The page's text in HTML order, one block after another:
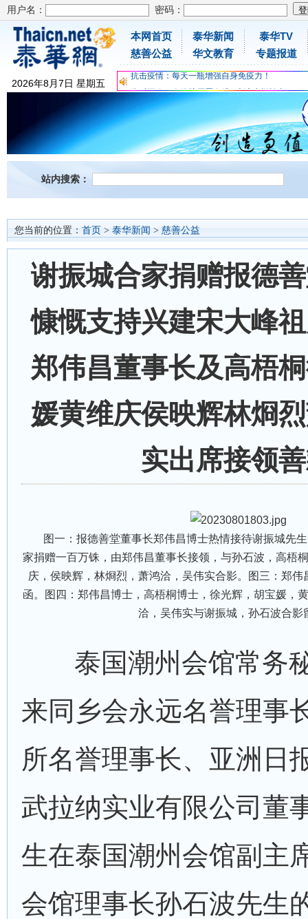
用户名： 密码：
2026年8月7日 星期五
本网首页
慈善公益
泰华新闻
华文教育
泰华TV
专题报道
为时不晚，人体胶原蛋白维C应该这样补充
关爱儿童健康，免费领取日本原装尤妮佳超立体
抗击疫情：每天一瓶增强自身免疫力！
为时不晚，人体胶原蛋白维C应该这样补充
关爱儿童健康，免费领取日本原装尤妮佳超立体
抗击疫情：每天一瓶增强自身免疫力！
站内搜索：
您当前的位置： 首页 > 泰华新闻 > 慈善公益
谢振城合家捐赠报德
慷慨支持兴建宋大峰
郑伟昌董事长及高梧
媛黄维庆侯映辉林烱
实出席接领
图一：报德善堂董事长郑伟昌博士热情接待谢振城先生
家捐赠一百万铢，由郑伟昌董事长接领，与孙石波，高梧
庆，侯映辉，林烱烈，萧鸿洽，吴伟实合影。图三：郑
函。图四：郑伟昌博士，高梧桐博士，徐光辉，胡宝媛，
洽，吴伟实与谢振城，孙石波合影
泰国潮州会馆常务
来同乡会永远名誉理事
所名誉理事长、亚洲日
武拉纳实业有限公司董
生在泰国潮州会馆副主
会馆理事长孙石波先生